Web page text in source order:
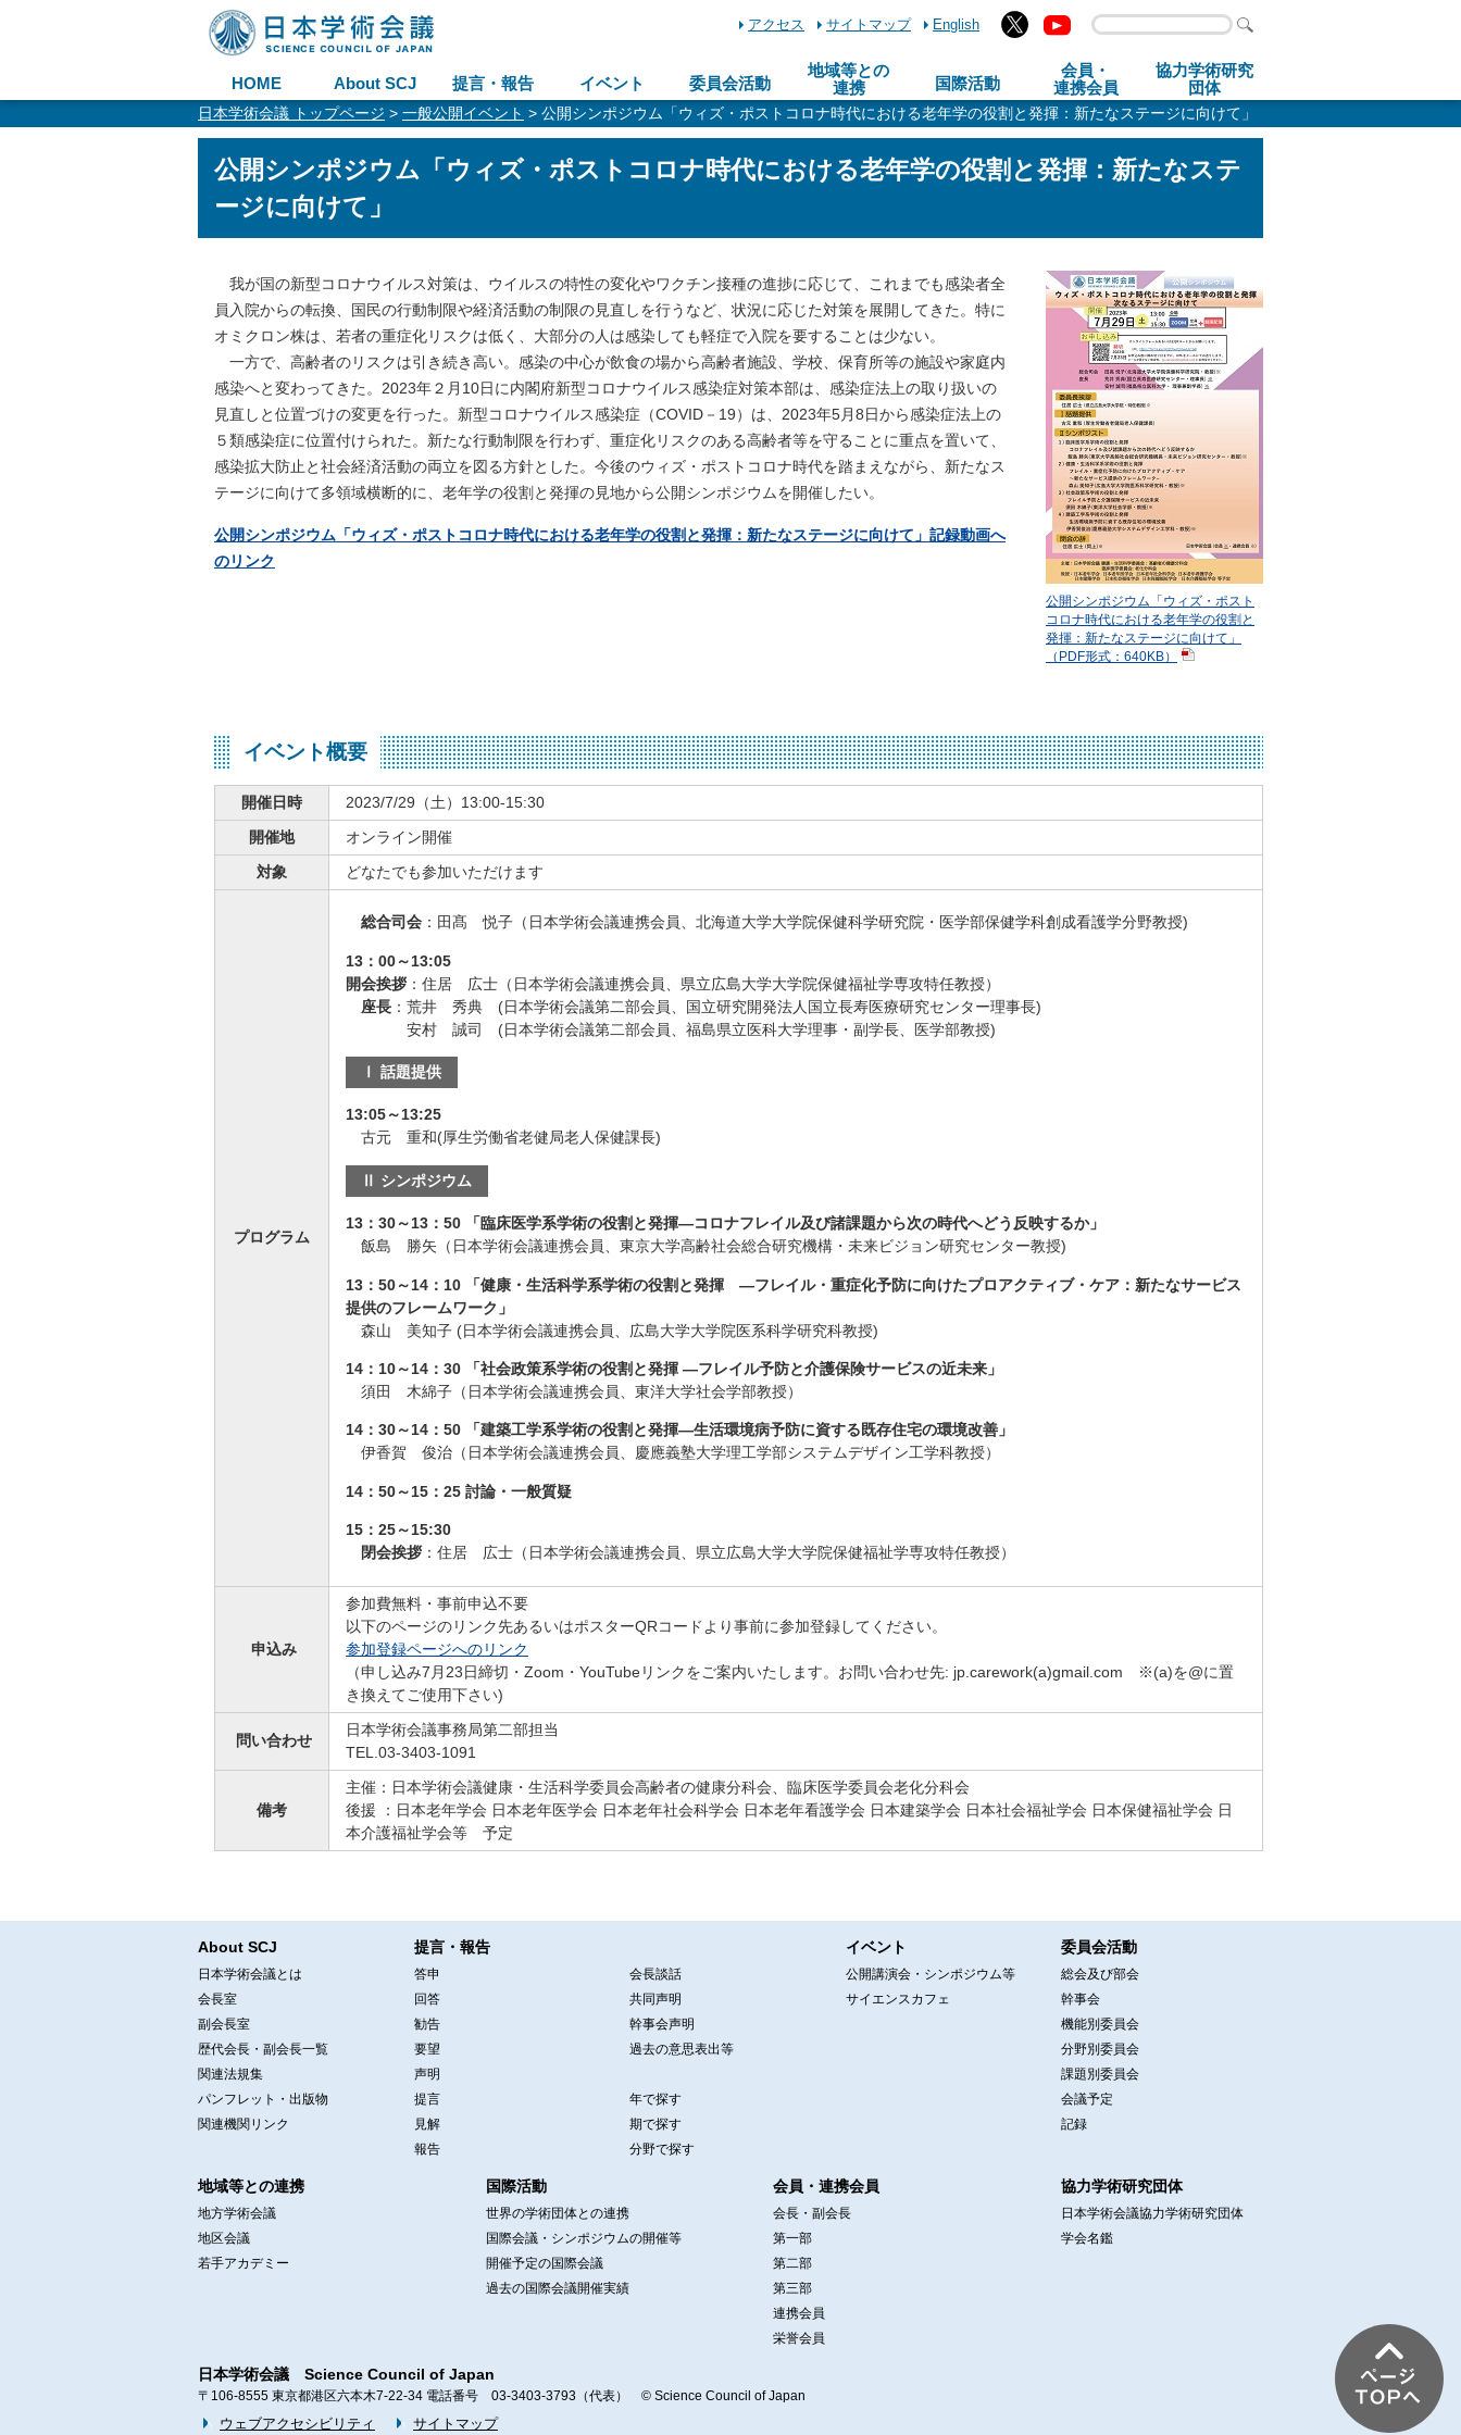
アクセス サイトマップ English
HOME About SCJ 提言・報告 イベント 委員会活動
地域等との
連携
国際活動
会員・
連携会員
協力学術研究
団体
日本学術会議 トップページ > 一般公開イベント > 公開シンポジウム「ウィズ・ポストコロナ時代における老年学の役割と発揮：新たなステージに向けて」
公開シンポジウム「ウィズ・ポストコロナ時代における老年学の役割と発揮：新たなステ
ージに向けて」
公開シンポジウム「ウィズ・ポスト
コロナ時代における老年学の役割と
発揮：新たなステージに向けて」
（PDF形式：640KB）
我が国の新型コロナウイルス対策は、ウイルスの特性の変化やワクチン接種の進捗に応じて、これまでも感染者全
員入院からの転換、国民の行動制限や経済活動の制限の見直しを行うなど、状況に応じた対策を展開してきた。特に
オミクロン株は、若者の重症化リスクは低く、大部分の人は感染しても軽症で入院を要することは少ない。
一方で、高齢者のリスクは引き続き高い。感染の中心が飲食の場から高齢者施設、学校、保育所等の施設や家庭内
感染へと変わってきた。2023年２月10日に内閣府新型コロナウイルス感染症対策本部は、感染症法上の取り扱いの
見直しと位置づけの変更を行った。新型コロナウイルス感染症（COVID－19）は、2023年5月8日から感染症法上の
５類感染症に位置付けられた。新たな行動制限を行わず、重症化リスクのある高齢者等を守ることに重点を置いて、
感染拡大防止と社会経済活動の両立を図る方針とした。今後のウィズ・ポストコロナ時代を踏まえながら、新たなス
テージに向けて多領域横断的に、老年学の役割と発揮の見地から公開シンポジウムを開催したい。
公開シンポジウム「ウィズ・ポストコロナ時代における老年学の役割と発揮：新たなステージに向けて」記録動画へ
のリンク
イベント概要
開催日時
2023/7/29（土）13:00-15:30
開催地
オンライン開催
対象
どなたでも参加いただけます
プログラム
総合司会 ：田髙 悦子（日本学術会議連携会員、北海道大学大学院保健科学研究院・医学部保健学科創成看護学分野教授)
13：00～13:05
開会挨拶 ：住居 広士（日本学術会議連携会員、県立広島大学大学院保健福祉学専攻特任教授）
座長 ：荒井 秀典 (日本学術会議第二部会員、国立研究開発法人国立長寿医療研究センター理事長)
安村 誠司 (日本学術会議第二部会員、福島県立医科大学理事・副学長、医学部教授)
Ⅰ 話題提供
13:05～13:25
古元 重和(厚生労働省老健局老人保健課長)
Ⅱ シンポジウム
13：30～13：50 「臨床医学系学術の役割と発揮―コロナフレイル及び諸課題から次の時代へどう反映するか」
飯島 勝矢（日本学術会議連携会員、東京大学高齢社会総合研究機構・未来ビジョン研究センター教授)
13：50～14：10 「健康・生活科学系学術の役割と発揮 ―フレイル・重症化予防に向けたプロアクティブ・ケア：新たなサービス
提供のフレームワーク」
森山 美知子 (日本学術会議連携会員、広島大学大学院医系科学研究科教授)
14：10～14：30 「社会政策系学術の役割と発揮 ―フレイル予防と介護保険サービスの近未来」
須田 木綿子（日本学術会議連携会員、東洋大学社会学部教授）
14：30～14：50 「建築工学系学術の役割と発揮―生活環境病予防に資する既存住宅の環境改善」
伊香賀 俊治（日本学術会議連携会員、慶應義塾大学理工学部システムデザイン工学科教授）
14：50～15：25 討論・一般質疑
15：25～15:30
閉会挨拶 ：住居 広士（日本学術会議連携会員、県立広島大学大学院保健福祉学専攻特任教授）
申込み
参加費無料・事前申込不要
以下のページのリンク先あるいはポスターQRコードより事前に参加登録してください。
参加登録ページへのリンク
（申し込み7月23日締切・Zoom・YouTubeリンクをご案内いたします。お問い合わせ先: jp.carework(a)gmail.com ※(a)を@に置
き換えてご使用下さい)
問い合わせ
日本学術会議事務局第二部担当
TEL.03-3403-1091
備考
主催：日本学術会議健康・生活科学委員会高齢者の健康分科会、臨床医学委員会老化分科会
後援 ：日本老年学会 日本老年医学会 日本老年社会科学会 日本老年看護学会 日本建築学会 日本社会福祉学会 日本保健福祉学会 日
本介護福祉学会等 予定
About SCJ
日本学術会議とは
会長室
副会長室
歴代会長・副会長一覧
関連法規集
パンフレット・出版物
関連機関リンク
提言・報告
答申
回答
勧告
要望
声明
提言
見解
報告
会長談話
共同声明
幹事会声明
過去の意思表出等
年で探す
期で探す
分野で探す
イベント
公開講演会・シンポジウム等
サイエンスカフェ
委員会活動
総会及び部会
幹事会
機能別委員会
分野別委員会
課題別委員会
会議予定
記録
地域等との連携
地方学術会議
地区会議
若手アカデミー
国際活動
世界の学術団体との連携
国際会議・シンポジウムの開催等
開催予定の国際会議
過去の国際会議開催実績
会員・連携会員
会長・副会長
第一部
第二部
第三部
連携会員
栄誉会員
協力学術研究団体
日本学術会議協力学術研究団体
学会名鑑
日本学術会議 Science Council of Japan
〒106-8555 東京都港区六本木7-22-34 電話番号 03-3403-3793（代表） © Science Council of Japan
ウェブアクセシビリティ サイトマップ